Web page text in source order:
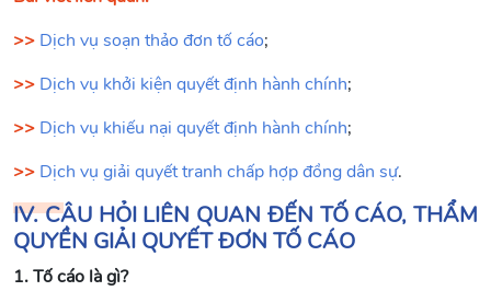
>> Dịch vụ soạn thảo đơn tố cáo;
>> Dịch vụ khởi kiện quyết định hành chính;
>> Dịch vụ khiếu nại quyết định hành chính;
>> Dịch vụ giải quyết tranh chấp hợp đồng dân sự.
IV. CÂU HỎI LIÊN QUAN ĐẾN TỐ CÁO, THẨM
QUYỀN GIẢI QUYẾT ĐƠN TỐ CÁO
1. Tố cáo là gì?